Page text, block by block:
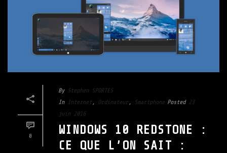
0
By Stephen SPORTES
In Internet , Ordinateur , Smartphone Posted 23
juin 2016
WINDOWS 10 REDSTONE :
CE QUE L’ON SAIT :